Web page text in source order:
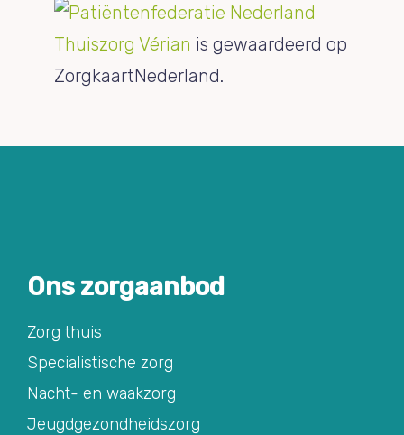
Thuiszorg Vérian is gewaardeerd op
ZorgkaartNederland.
Ons zorgaanbod
Zorg thuis
Specialistische zorg
Nacht- en waakzorg
Jeugdgezondheidszorg